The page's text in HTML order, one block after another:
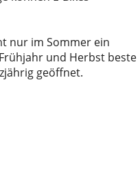
nur im Sommer ein
und Herbst beste
geöffnet.